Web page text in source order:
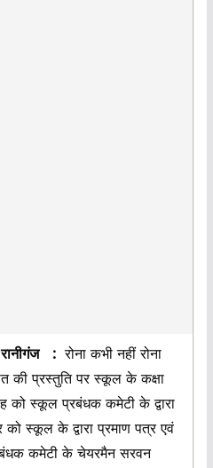
रानीगंज :रोना कभी नहीं रोना
की प्रस्तुति पर स्कूल के कक्षा
को स्कूल प्रबंधक कमेटी के द्वारा
को स्कूल के द्वारा प्रमाण पत्र एवं
कमेटी के चेयरमैन सरवन